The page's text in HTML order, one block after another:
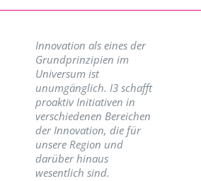
Innovation als eines der
Grundprinzipien im
Universum ist
unumgänglich. I3 schafft
proaktiv Initiativen in
verschiedenen Bereichen
der Innovation, die für
unsere Region und
darüber hinaus
wesentlich sind.